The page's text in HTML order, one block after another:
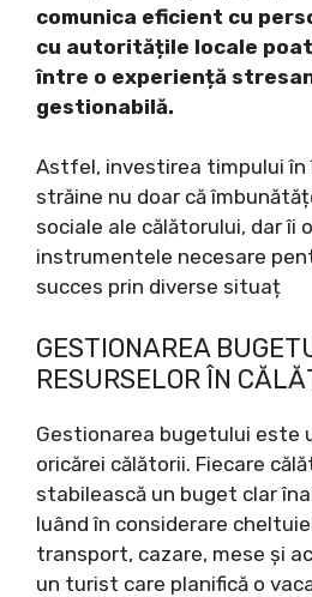
comunica eficient cu
cu autoritățile locale
între o experiență
gestionabilă.
Astfel, investirea timpului în
străine nu doar că
sociale ale călătorului, dar îi
instrumentele necesare
succes prin diverse situaț
GESTIONAREA
RESURSELOR ÎN
Gestionarea bugetului este
oricărei călătorii. Fiecare
stabilească un buget clar
luând în considerare
transport, cazare, mese și
un turist care planifică o